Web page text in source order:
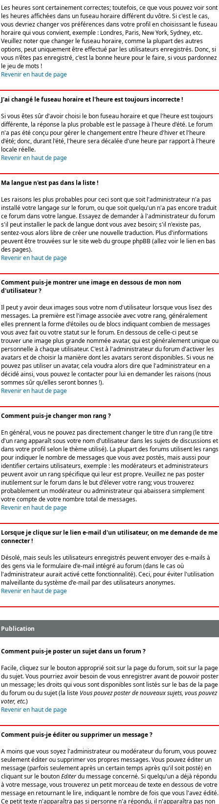
Les heures sont certainement correctes; toutefois, ce que vous pouvez voir sont
les heures affichées dans un fuseau horaire différent du vôtre. Si c'est le cas,
vous devriez changer vos préférences dans votre profil en choisissant le fuseau
horaire qui vous convient, exemple : Londres, Paris, New York, Sydney, etc.
Veuillez noter que changer le fuseau horaire, comme la plupart des autres
options, peut uniquement être effectué par les utilisateurs enregistrés. Donc, si
vous n'êtes pas enregistré, c'est la bonne heure pour le faire, si vous pardonnez
le jeu de mots !
Revenir en haut de page
J'ai changé le fuseau horaire et l'heure est toujours incorrecte !
Si vous êtes sûr d'avoir choisi le bon fuseau horaire et que l'heure est toujours
différente, la réponse la plus probable est le passage à l'heure d'été. Le forum
n'a pas été conçu pour gérer le changement entre l'heure d'hiver et l'heure
d'été; donc, durant l'été, l'heure sera décalée d'une heure par rapport à l'heure
locale réelle.
Revenir en haut de page
Ma langue n'est pas dans la liste !
Les raisons les plus probables pour ceci sont que soit l'administrateur n'a pas
installé votre langage sur le forum, ou que soit quelqu'un n'a pas encore traduit
ce forum dans votre langue. Essayez de demander à l'administrateur du forum
s'il peut installer le pack de langue dont vous avez besoin; s'il n'existe pas,
sentez-vous alors libre de créer une nouvelle traduction. Plus d'informations
peuvent être trouvées sur le site web du groupe phpBB (allez voir le lien en bas
des pages).
Revenir en haut de page
Comment puis-je montrer une image en dessous de mon nom
d'utilisateur ?
Il peut y avoir deux images sous votre nom d'utilisateur lorsque vous lisez des
messages. La première est l'image associée avec votre rang, généralement
elles prennent la forme d'étoiles ou de blocs indiquant combien de messages
vous avez fait ou votre statut sur le forum. En dessous de celle-ci peut se
trouver une image plus grande nommée avatar, qui est généralement unique ou
personnelle à chaque utilisateur. C'est à l'administrateur du forum d'activer les
avatars et de choisir la manière dont les avatars seront disponibles. Si vous ne
pouvez pas utiliser un avatar, cela voudra alors dire que l'administrateur en a
décidé ainsi, vous pouvez le contacter pour lui en demander les raisons (nous
sommes sûr qu'elles seront bonnes !).
Revenir en haut de page
Comment puis-je changer mon rang ?
En général, vous ne pouvez pas directement changer le titre d'un rang (le titre
d'un rang apparaît sous votre nom d'utilisateur dans les sujets de discussions et
dans votre profil selon le thème utilisé). La plupart des forums utilisent les rangs
pour indiquer le nombre de messages que vous avez postés, mais aussi pour
identifier certains utilisateurs, exemple : les modérateurs et administrateurs
peuvent avoir un rang spécifique qui leur est propre. Veuillez ne pas poster
inutilement sur le forum dans le but d'élever votre rang; vous trouverez
probablement un modérateur ou administrateur qui abaissera simplement
votre compte de votre nombre total de messages.
Revenir en haut de page
Lorsque je clique sur le lien e-mail d'un utilisateur, on me demande de me
connecter !
Désolé, mais seuls les utilisateurs enregistrés peuvent envoyer des e-mails à
des gens via le formulaire d'e-mail intégré au forum (dans le cas où
l'administrateur aurait activé cette fonctionnalité). Ceci, pour éviter l'utilisation
malveillante du système d'e-mail par des utilisateurs anonymes.
Revenir en haut de page
Publication
Comment puis-je poster un sujet dans un forum ?
Facile, cliquez sur le bouton approprié soit sur la page du forum, soit sur la page
du sujet. Vous pourriez avoir besoin de vous enregistrer avant de pouvoir poster
un message; les droits qui vous sont disponibles sont listés sur le bas de la page
du forum ou du sujet (la liste Vous pouvez poster de nouveaux sujets, vous pouvez
voter, etc.)
Revenir en haut de page
Comment puis-je éditer ou supprimer un message ?
A moins que vous soyez l'administrateur ou modérateur du forum, vous pouvez
seulement éditer ou supprimer vos propres messages. Vous pouvez éditer un
message (parfois seulement après un certain temps après qu'il soit posté) en
cliquant sur le boutonEditerdu message concerné. Si quelqu'un a déjà répondu
à votre message, vous trouverez un petit morceau de texte en dessous de votre
message en retournant le lire, indiquant le nombre de fois que vous l'avez édité.
Ce petit texte n'apparaîtra pas si personne n'a répondu, il n'apparaîtra pas non